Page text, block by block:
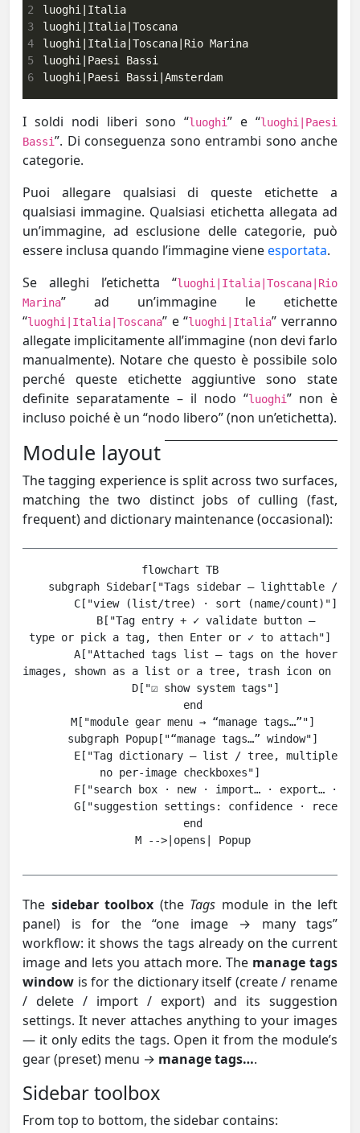
2
luoghi|Italia
3
luoghi|Italia|Toscana
4
luoghi|Italia|Toscana|Rio Marina
5
6
luoghi|Paesi Bassi|Amsterdam
I soldi nodi liberi sono “luoghi” e “luoghi|Paesi
Bassi”. Di conseguenza sono entrambi sono anche
categorie.
Puoi allegare qualsiasi di queste etichette a
qualsiasi immagine. Qualsiasi etichetta allegata ad
un’immagine, ad esclusione delle categorie, può
essere inclusa quando l’immagine vieneesportata.
Se alleghi l’etichetta “luoghi|Italia|Toscana|Rio
Marina” ad un’immagine le etichette
“luoghi|Italia|Toscana” e “luoghi|Italia” verranno
allegate implicitamente all’immagine (non devi farlo
manualmente). Notare che questo è possibile solo
perché queste etichette aggiuntive sono state
definite separatamente – il nodo “luoghi” non è
incluso poiché è un “nodo libero” (non un’etichetta).
Module layout
The tagging experience is split across two surfaces,
matching the two distinct jobs of culling (fast,
frequent) and dictionary maintenance (occasional):
flowchart TB
subgraph Sidebar["Tags sidebar — lighttable /
        C["view (list/tree) · sort (name/count)"]
        B["Tag entry + ✓ validate button —
type or pick a tag, then Enter or ✓ to attach"]
A["Attached tags list — tags on the hovered
images, shown as a list or a tree, trash icon on
        D["☑ show system tags"]
    end
    M["module gear menu → “manage tags…”"]
    subgraph Popup["“manage tags…” window"]
E["Tag dictionary — list / tree, multiple
no per-image checkboxes"]
F["search box · new · import… · export… ·
G["suggestion settings: confidence ·
    end
The sidebar toolbox (the Tags module in the left
panel) is for the “one image → many tags”
workflow: it shows the tags already on the current
image and lets you attach more. The manage tags
window is for the dictionary itself (create / rename
/ delete / import / export) and its suggestion
settings. It never attaches anything to your images
— it only edits the tags. Open it from the module’s
gear (preset) menu → manage tags….
Sidebar toolbox
From top to bottom, the sidebar contains: